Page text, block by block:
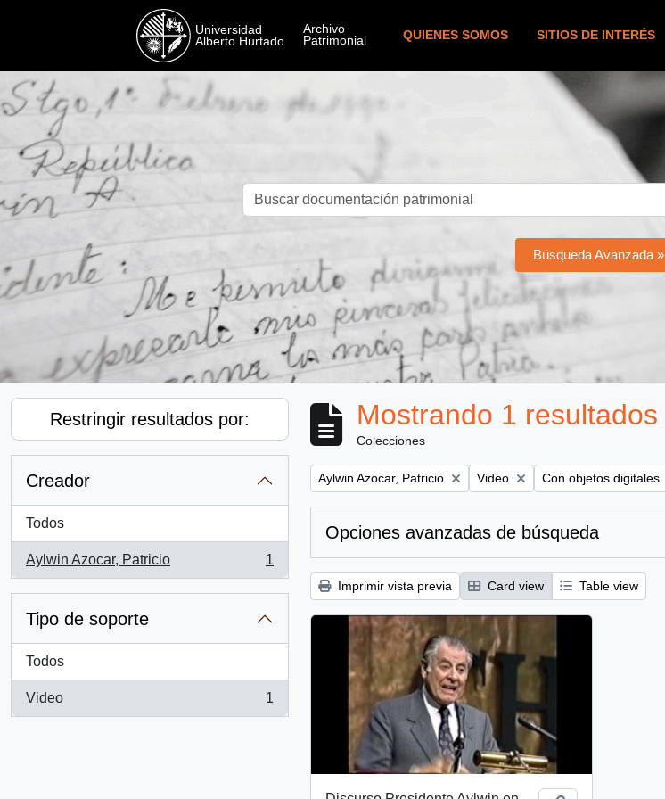
QUIENES SOMOS SITIOS DE INTERÉS
Búsqueda Avanzada »
Restringir resultados por:
Creador
Todos
Aylwin Azocar, Patricio
, 1 resultados
1
Tipo de soporte
Todos
Video
, 1 resultados
1
Mostrando 1 resultados
Colecciones
Remove filter:
Aylwin Azocar, Patricio Remove filter:
Video Remove filter:
Con objetos digitales
Opciones avanzadas de búsqueda
Imprimir vista previa Card view Table view